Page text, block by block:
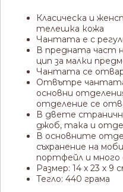
Класическа и
телешка кожа
Чантата е с
В предната част
цип за малки
Чантата се
Отвътре
основни
отделение се
В двете
джоб, така и
В основните
съхранение на
портфейл и много
Размер: 14 х 23 х 9
Тегло: 440 грама